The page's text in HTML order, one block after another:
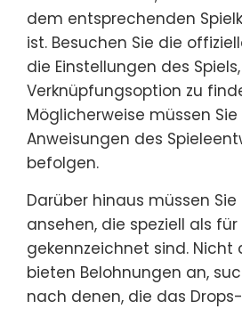
dem entsprechenden
ist. Besuchen Sie die
die Einstellungen des
Verknüpfungsoption zu
Möglicherweise müssen
Anweisungen des
befolgen.
Darüber hinaus müssen
ansehen, die speziell als
gekennzeichnet sind. Nicht
bieten Belohnungen an,
nach denen, die das